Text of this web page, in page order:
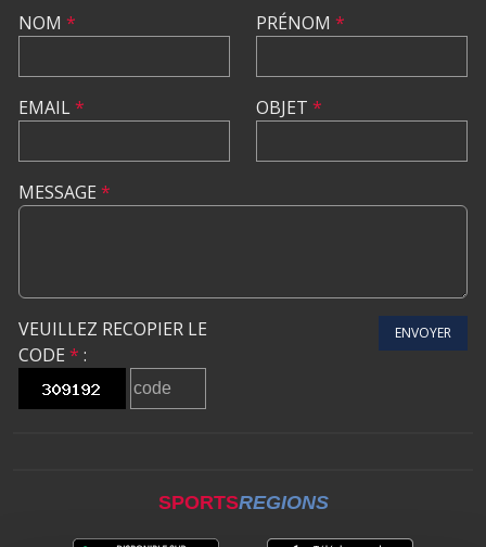
NOM *
EMAIL*
PRÉNOM *
OBJET *
MESSAGE *
VEUILLEZ RECOPIER LE
CODE * :
ENVOYER
SPORTSREGIONS